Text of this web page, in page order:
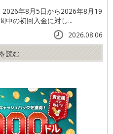
年8月5日から2026年8月19
中の初回入金に対し...
2026.08.06
読む